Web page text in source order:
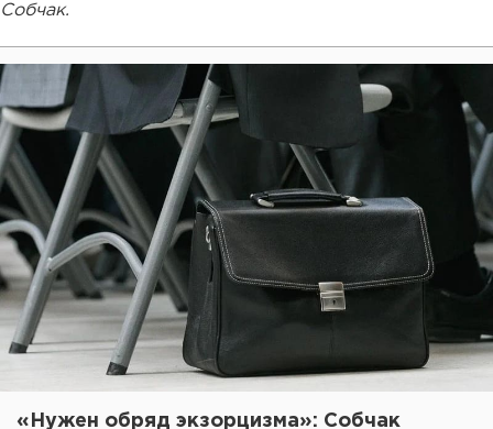
Собчак.
«Нужен обряд экзорцизма»: Собчак